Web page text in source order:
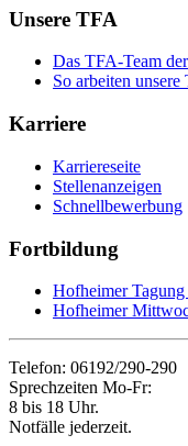
Unsere TFA
Das TFA-Team
So arbeiten unsere
Karriere
Karriereseite
Stellenanzeigen
Schnellbewerbung
Fortbildung
Hofheimer
Hofheimer
Telefon: 06192/290-290
Sprechzeiten Mo-Fr:
8 bis 18 Uhr.
Notfälle jederzeit.